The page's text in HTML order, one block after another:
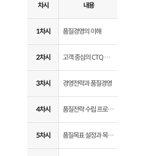
차시 내용
1차시 품질경영의 이해
2차시 고객 중심의 CTQ 관리
3차시 경영전략과 품질경영
4차시 품질전략 수립 프로세스
5차시 품질목표 설정과 목표관리 전개